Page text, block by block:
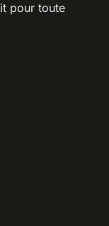
pour toute